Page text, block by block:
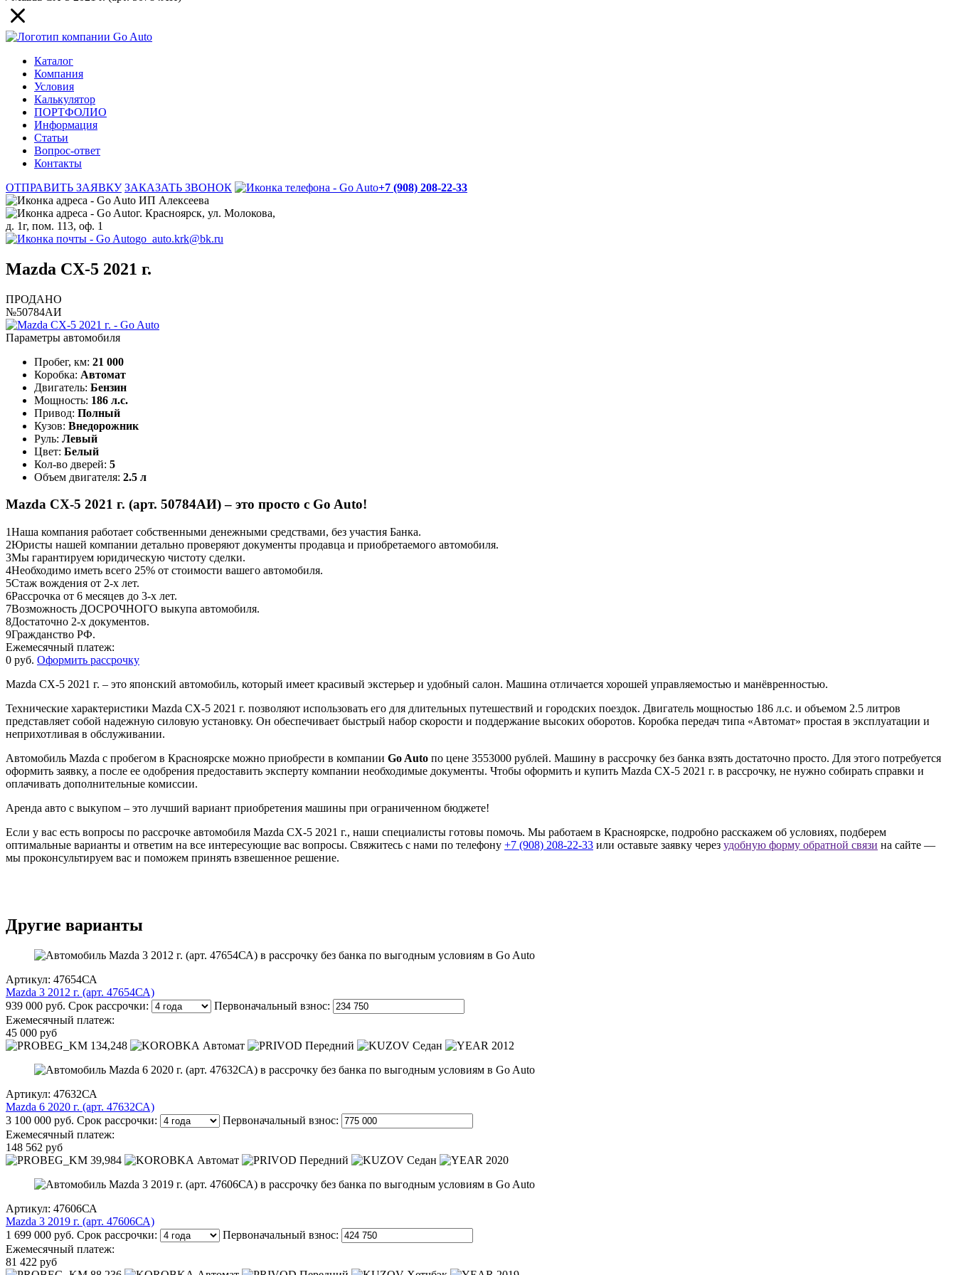
Каталог
Компания
Условия
Калькулятор
ПОРТФОЛИО
Информация
Статьи
Вопрос-ответ
Контакты
ОТПРАВИТЬ ЗАЯВКУ ЗАКАЗАТЬ ЗВОНОК
+7 (908) 208-22-33
ИП Алексеева
г. Красноярск, ул. Молокова,
д. 1г, пом. 113, оф. 1
go_auto.krk@bk.ru
Mazda CX-5 2021 г.
ПРОДАНО
№50784АИ
Параметры автомобиля
Пробег, км: 21 000
Коробка: Автомат
Двигатель: Бензин
Мощность: 186 л.с.
Привод: Полный
Кузов: Внедорожник
Руль: Левый
Цвет: Белый
Кол-во дверей: 5
Объем двигателя: 2.5 л
Mazda CX-5 2021 г. (арт. 50784АИ) – это просто с Go Auto!
1Наша компания работает собственными денежными средствами, без участия Банка.
2Юристы нашей компании детально проверяют документы продавца и приобретаемого автомобиля.
3Мы гарантируем юридическую чистоту сделки.
4Необходимо иметь всего 25% от стоимости вашего автомобиля.
5Стаж вождения от 2-х лет.
6Рассрочка от 6 месяцев до 3-х лет.
7Возможность ДОСРОЧНОГО выкупа автомобиля.
8Достаточно 2-х документов.
9Гражданство РФ.
Ежемесячный платеж:
0 руб. Оформить рассрочку
Mazda CX-5 2021 г. – это японский автомобиль, который имеет красивый экстерьер и удобный салон. Машина отличается хорошей управляемостью и манёвренностью.
Технические характеристики Mazda CX-5 2021 г. позволяют использовать его для длительных путешествий и городских поездок. Двигатель мощностью 186 л.с. и объемом 2.5 литров
представляет собой надежную силовую установку. Он обеспечивает быстрый набор скорости и поддержание высоких оборотов. Коробка передач типа «Автомат» простая в эксплуатации и
неприхотливая в обслуживании.
Автомобиль Mazda с пробегом в Красноярске можно приобрести в компании Go Auto по цене 3553000 рублей. Машину в рассрочку без банка взять достаточно просто. Для этого потребуется
оформить заявку, а после ее одобрения предоставить эксперту компании необходимые документы. Чтобы оформить и купить Mazda CX-5 2021 г. в рассрочку, не нужно собирать справки и
оплачивать дополнительные комиссии.
Аренда авто с выкупом – это лучший вариант приобретения машины при ограниченном бюджете!
Если у вас есть вопросы по рассрочке автомобиля Mazda CX-5 2021 г., наши специалисты готовы помочь. Мы работаем в Красноярске, подробно расскажем об условиях, подберем
оптимальные варианты и ответим на все интересующие вас вопросы. Свяжитесь с нами по телефону +7 (908) 208-22-33 или оставьте заявку через удобную форму обратной связи на сайте —
мы проконсультируем вас и поможем принять взвешенное решение.
Другие варианты
Артикул: 47654СА
Mazda 3 2012 г. (арт. 47654СА)
939 000 руб. Срок рассрочки:
Первоначальный взнос:
Ежемесячный платеж:
45 000 руб
134,248
Автомат Передний Седан 2012
Артикул: 47632СА
Mazda 6 2020 г. (арт. 47632СА)
3 100 000 руб. Срок рассрочки:
Первоначальный взнос:
Ежемесячный платеж:
148 562 руб
39,984
Автомат Передний Седан 2020
Артикул: 47606СА
Mazda 3 2019 г. (арт. 47606СА)
1 699 000 руб. Срок рассрочки:
Первоначальный взнос:
Ежемесячный платеж:
81 422 руб